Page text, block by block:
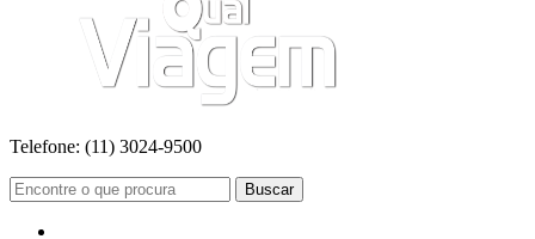
Telefone: (11) 3024-9500
Buscar